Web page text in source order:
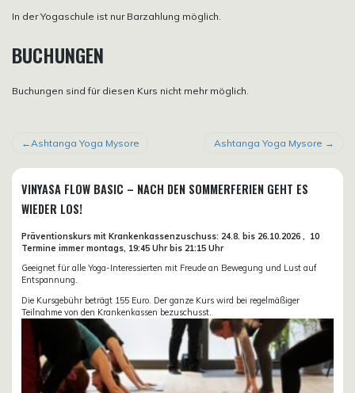
In der Yogaschule ist nur Barzahlung möglich.
BUCHUNGEN
Buchungen sind für diesen Kurs nicht mehr möglich.
BEITRAGSNAVIGATION
Ashtanga Yoga Mysore Ashtanga Yoga Mysore
VINYASA FLOW BASIC – NACH DEN SOMMERFERIEN GEHT ES
WIEDER LOS!
Präventionskurs mit Krankenkassenzuschuss: 24.8. bis 26.10.2026 , 10
Termine immer montags, 19:45 Uhr bis 21:15 Uhr
Geeignet für alle Yoga-Interessierten mit Freude an Bewegung und Lust auf
Entspannung.
Die Kursgebühr beträgt 155 Euro. Der ganze Kurs wird bei regelmäßiger
Teilnahme von den Krankenkassen bezuschusst.